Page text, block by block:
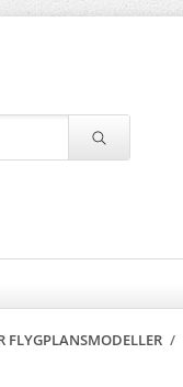
FLYGPLANSMODELLER /